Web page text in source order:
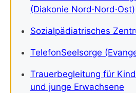
(Diakonie Nord·Nord·Ost)
Sozialpädiatrisches
TelefonSeelsorge
Trauerbegleitung für
und junge Erwachsene